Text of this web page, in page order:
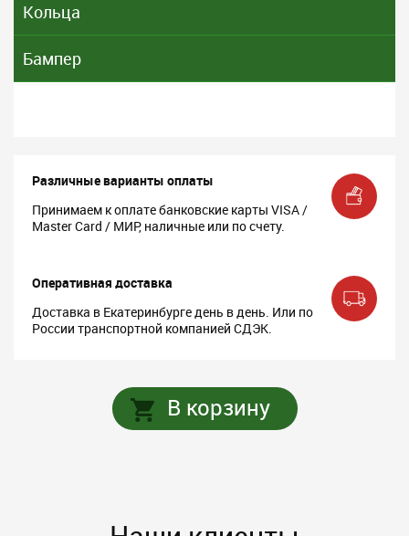
Кольца
Бампер
Различные варианты оплаты
Принимаем к оплате банковские карты VISA /
Master Card / МИР, наличные или по счету.
Оперативная доставка
Доставка в Екатеринбурге день в день. Или по
России транспортной компанией СДЭК.
В корзину